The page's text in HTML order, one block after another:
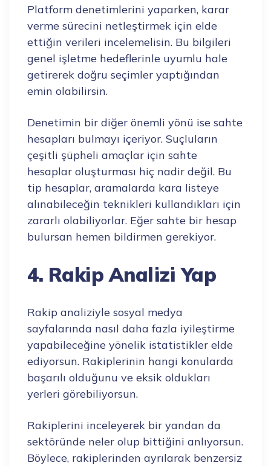
Platform denetimlerini yaparken, karar
verme sürecini netleştirmek için elde
ettiğin verileri incelemelisin. Bu bilgileri
genel işletme hedeflerinle uyumlu hale
getirerek doğru seçimler yaptığından
emin olabilirsin.
Denetimin bir diğer önemli yönü ise sahte
hesapları bulmayı içeriyor. Suçluların
çeşitli şüpheli amaçlar için sahte
hesaplar oluşturması hiç nadir değil. Bu
tip hesaplar, aramalarda kara listeye
alınabileceğin teknikleri kullandıkları için
zararlı olabiliyorlar. Eğer sahte bir hesap
bulursan hemen bildirmen gerekiyor.
4. Rakip Analizi Yap
Rakip analiziyle sosyal medya
sayfalarında nasıl daha fazla iyileştirme
yapabileceğine yönelik istatistikler elde
ediyorsun. Rakiplerinin hangi konularda
başarılı olduğunu ve eksik oldukları
yerleri görebiliyorsun.
Rakiplerini inceleyerek bir yandan da
sektöründe neler olup bittiğini anlıyorsun.
Böylece, rakiplerinden ayrılarak benzersiz